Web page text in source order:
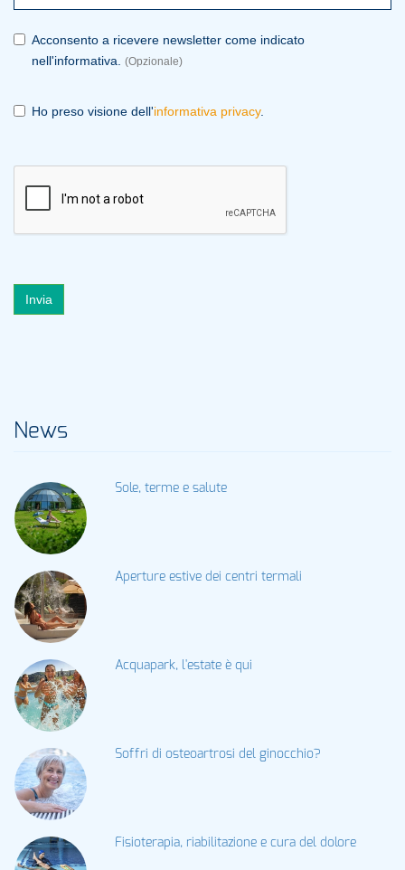
Acconsento a ricevere newsletter come indicato
nell'informativa. (Opzionale)
Ho preso visione dell'informativa privacy.
Invia
News
Sole, terme e salute
Aperture estive dei centri termali
Acquapark, l'estate è qui
Soffri di osteoartrosi del ginocchio?
Fisioterapia, riabilitazione e cura del dolore